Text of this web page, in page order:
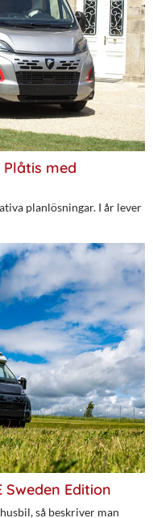
Plåtis med
planlösningar. I år lever
Sweden Edition
så beskriver man